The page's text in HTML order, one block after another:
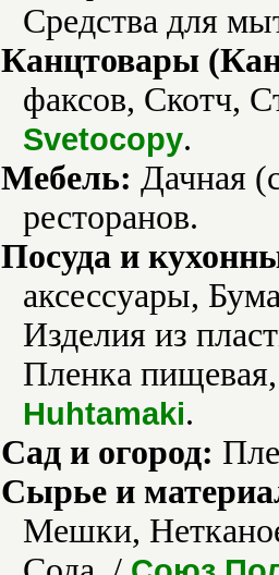
Средства для
Канцтовары
факсов, Скотч,
Svetocopy.
Мебель: Дачная
ресторанов.
Посуда и
аксессуары,
Изделия из
Пленка
Huhtamaki.
Сад и огород:
Сырье и
Мешки,